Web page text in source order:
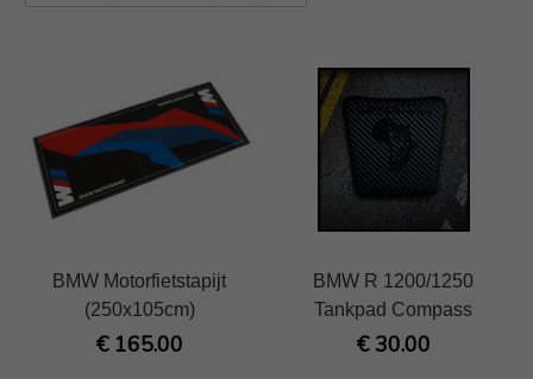
BMW Motorfietstapijt
(250x105cm)
€ 165.00
BMW R 1200/1250
Tankpad Compass
€ 30.00